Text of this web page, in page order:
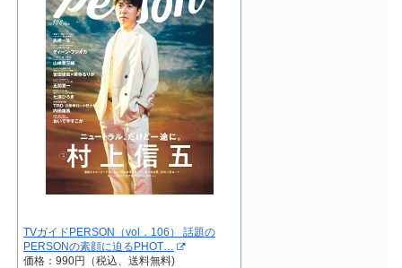
TVガイドPERSON（vol．106） 話題の
PERSONの素顔に迫るPHOT…
価格：990円（税込、送料無料)